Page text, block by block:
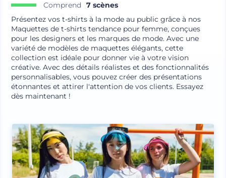
Comprend
7 scènes
Présentez vos t-shirts à la mode au public grâce à nos
Maquettes de t-shirts tendance pour femme, conçues
pour les designers et les marques de mode. Avec une
variété de modèles de maquettes élégants, cette
collection est idéale pour donner vie à votre vision
créative. Avec des détails réalistes et des fonctionnalités
personnalisables, vous pouvez créer des présentations
étonnantes et attirer l'attention de vos clients. Essayez
dès maintenant !